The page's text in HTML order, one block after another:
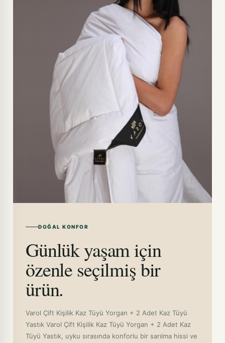
DOĞAL KONFOR
Günlük yaşam için
özenle seçilmiş bir
ürün.
Varol Çift Kişilik Kaz Tüyü Yorgan + 2 Adet Kaz Tüyü
Yastık Varol Çift Kişilik Kaz Tüyü Yorgan + 2 Adet Kaz
Tüyü Yastık, uyku sırasında konforlu bir sarılma hissi ve